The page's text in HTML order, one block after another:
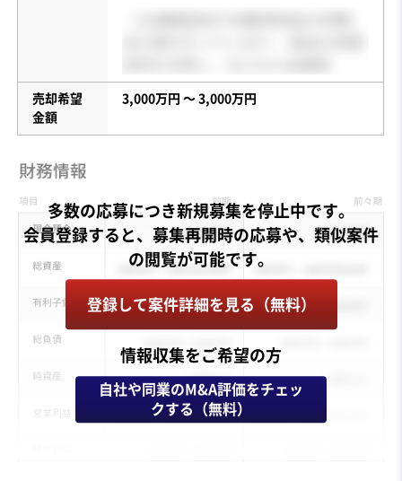
売却希望
金額
3,000万円 〜 3,000万円
多数の応募につき新規募集を停止中です。
会員登録すると、募集再開時の応募や、類似案件
登録して案件詳細を見る（無料）
情報収集をご希望の方
自社や同業のM&A評価をチェッ
クする（無料）